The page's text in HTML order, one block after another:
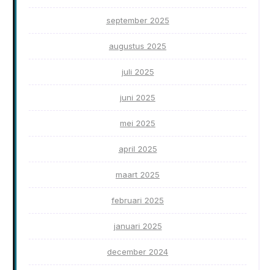
september 2025
augustus 2025
juli 2025
juni 2025
mei 2025
april 2025
maart 2025
februari 2025
januari 2025
december 2024